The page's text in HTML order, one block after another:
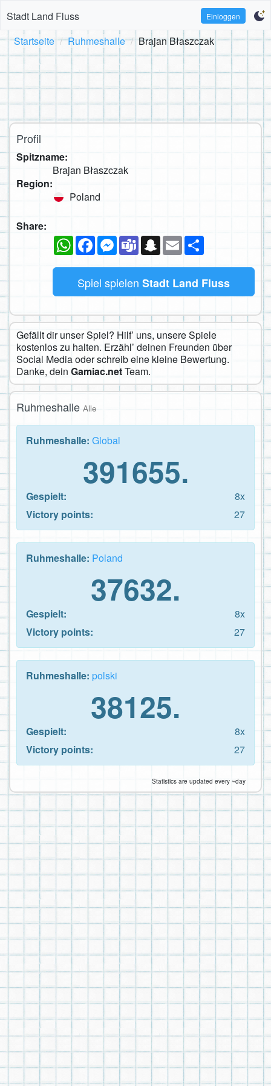
Stadt Land Fluss Einloggen
Startseite Ruhmeshalle Brajan Błaszczak
Profil
Spitzname:
Brajan Błaszczak
Region:
Poland
Share:
WhatsAppFacebookMessenger
TeamsSnapchat
Email
Spiel spielen Stadt Land Fluss
Gefällt dir unser Spiel? Hilf’ uns, unsere Spiele
kostenlos zu halten. Erzähl’ deinen Freunden über
Social Media oder schreib eine kleine Bewertung.
Danke, dein Gamiac.netTeam.
Ruhmeshalle Alle
Ruhmeshalle: Global
391655.
Gespielt:
8x
Victory points:
27
Ruhmeshalle: Poland
37632.
Gespielt:
8x
Victory points:
27
Ruhmeshalle: polski
38125.
Gespielt:
8x
Victory points:
27
Statistics are updated every ~day